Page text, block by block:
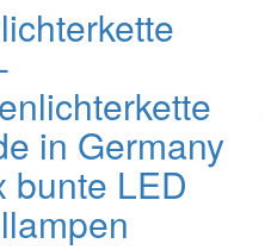
in Germany
bunte LED